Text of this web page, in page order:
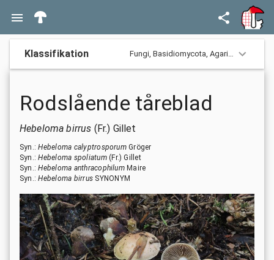
Klassifikation Fungi, Basidiomycota, Agaricomycotina,
Rodslående tåreblad
Hebeloma birrus (Fr.) Gillet
Syn.:Hebeloma calyptrosporumGröger
Syn.:Hebeloma spoliatum(Fr.) Gillet
Syn.:Hebeloma anthracophilumMaire
Syn.:Hebeloma birrus SYNONYM